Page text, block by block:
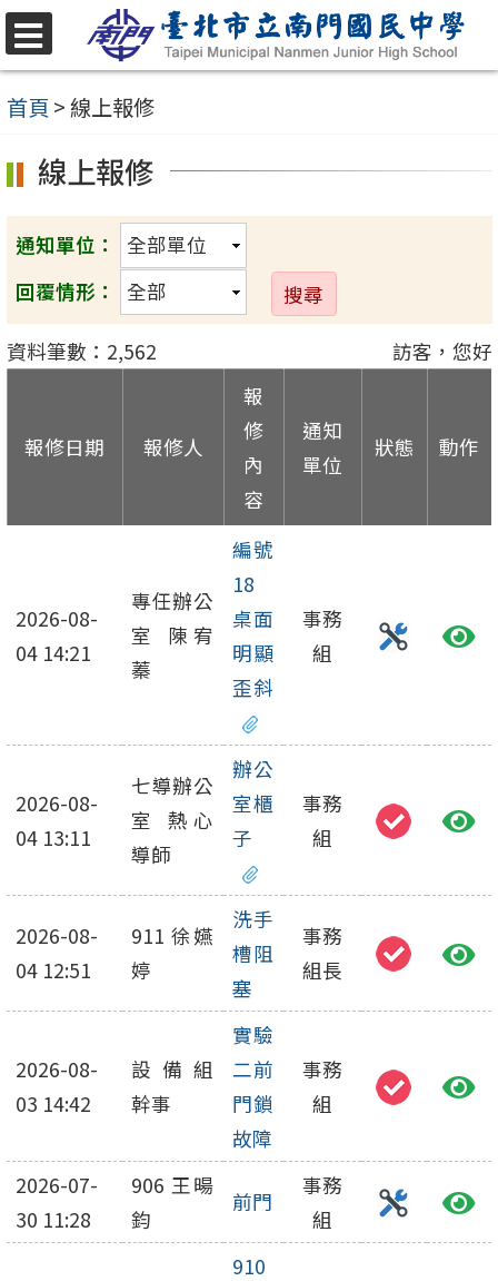
跳
至
主
內
區
選
單
首頁 > 線上報修
線上報修
通知單位：
回覆情形：
資料筆數：2,562 訪客，您好
報修日期 報修人
報
修
內
容
通知
單位
狀態 動作
2026-08-
04 14:21
專任辦公
室 陳宥
蓁
編號
18
桌面
明顯
歪斜
事務
組
2026-08-
04 13:11
七導辦公
室 熱心
導師
辦公
室櫃
子
事務
組
2026-08-
04 12:51
911 徐嬿
婷
洗手
槽阻
塞
事務
組長
2026-08-
03 14:42
設備組
幹事
實驗
二前
門鎖
故障
事務
組
2026-07-
30 11:28
906 王暘
鈞
前門
事務
組
910